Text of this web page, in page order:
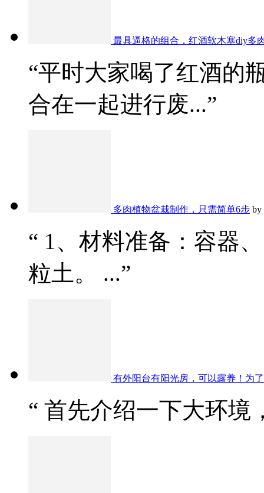
最具逼格的组合，红酒软木塞diy多
“平时大家喝了红酒的
合在一起进行废...”
多肉植物盆栽制作，只需简单6步 by
“ 1、材料准备：容器
粒土。 ...”
有外阳台有阳光房，可以露养！为
“ 首先介绍一下大环境